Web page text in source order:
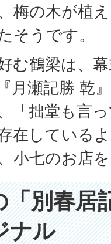
梅の木が植
そうです。
む鶴梁は、
月瀬記勝 乾
「拙堂も言
在している
小七のお店
「別春居
ナル